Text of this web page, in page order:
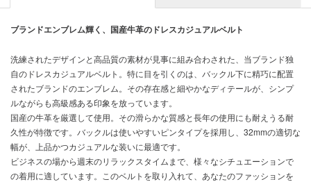
ブランドエンブレム輝く、国産牛革のドレスカジュアルベルト
洗練されたデザインと高品質の素材が見事に組み合わされた、当ブランド独
自のドレスカジュアルベルト。特に目を引くのは、バックル下に精巧に配置
されたブランドのエンブレム。その存在感と細やかなディテールが、シンプ
ルながらも高級感ある印象を放っています。
国産の牛革を厳選して使用。その滑らかな質感と長年の使用にも耐えうる耐
久性が特徴です。バックルは使いやすいピンタイプを採用し、32mmの適切な
幅が、上品かつカジュアルな装いに最適です。
ビジネスの場から週末のリラックスタイムまで、様々なシチュエーションで
の着用に適しています。このベルトを取り入れて、あなたのファッションを